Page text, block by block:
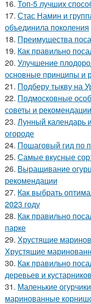
16. Топ-5 лучших
17. Стас Намин и
объединила поколения
18. Преимущества
19. Как правильно
20. Улучшение
основные принципы и
21. Подберу тыкву на
22. Подмосковные
советы и рекомендации
23. Лунный календарь
огороде
24. Пошаговый гид по
25. Самые вкусные
26. Выращивание
рекомендации
27. Как выбрать
2023 году
28. Как правильно
парке
29. Хрустящие
Хрустящие
30. Как правильно
деревьев и
31. Маленькие
маринованные